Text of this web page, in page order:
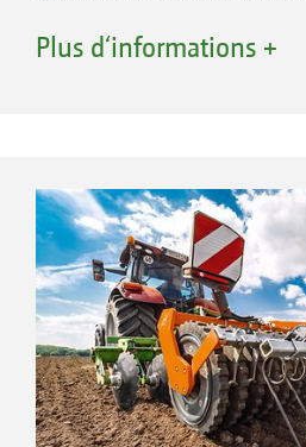
Tous les rouleaux de rappui
Plus d‘informations +